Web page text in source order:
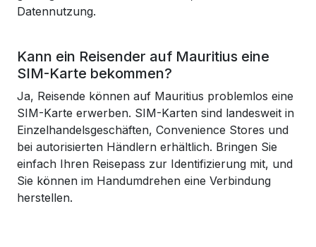
Datennutzung.
Kann ein Reisender auf Mauritius eine
SIM-Karte bekommen?
Ja, Reisende können auf Mauritius problemlos eine
SIM-Karte erwerben. SIM-Karten sind landesweit in
Einzelhandelsgeschäften, Convenience Stores und
bei autorisierten Händlern erhältlich. Bringen Sie
einfach Ihren Reisepass zur Identifizierung mit, und
Sie können im Handumdrehen eine Verbindung
herstellen.